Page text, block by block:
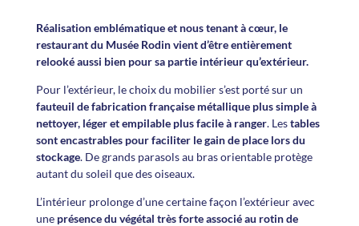
Réalisation emblématique et nous tenant à cœur, le
restaurant du Musée Rodin vient d’être entièrement
relooké aussi bien pour sa partie intérieur qu’extérieur.
Pour l’extérieur, le choix du mobilier s’est porté sur un
fauteuil de fabrication française métallique plus simple à
nettoyer, léger et empilable plus facile à ranger. Lestables
sont encastrables pour faciliter le gain de place lors du
stockage. De grands parasols au bras orientable protège
autant du soleil que des oiseaux.
L’intérieur prolonge d’une certaine façon l’extérieur avec
une présence du végétal très forte associé au rotin de